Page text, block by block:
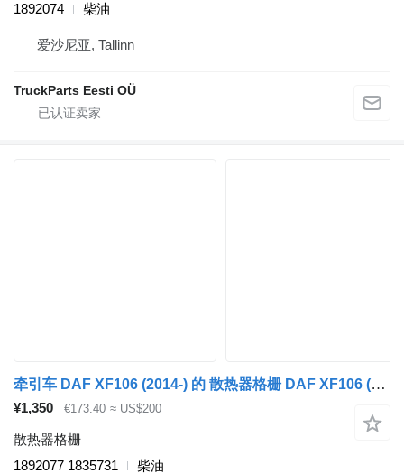
1892074 柴油
爱沙尼亚, Tallinn
TruckParts Eesti OÜ
牵引车 DAF XF106 (2014-) 的 散热器格栅 DAF XF106 (01.14-) 1892077 1835731
¥1,350 €173.40 ≈ US$200
散热器格栅
1892077 1835731
柴油